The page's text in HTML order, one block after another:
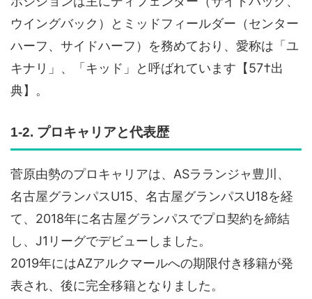
ウイングバック）とミッドフィールダー（センター
ハーフ、サイドハーフ）を務めており、愛称は「ユ
キナリ」、「キッド」と呼ばれています【57†出
典】。
1-2. プロキャリアと代表歴
菅原由勢のプロキャリアは、ASラランジャ豊川、
名古屋グランパスU15、名古屋グランパスU18を経
て、2018年に名古屋グランパスでプロ契約を締結
し、J1リーグでデビューしました。
2019年にはAZアルクマールへの期限付き移籍が発
表され、後に完全移籍となりました。